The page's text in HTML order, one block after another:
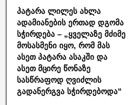
პატარა ლილეს ახლა
ადამიანების ერთად დგომა
სჭირდება – „ყველაზე მძიმე
მოსასმენი იყო, რომ მას
ასეთ პატარა ასაკში და
ასეთ მცირე წონაზე
სასწრაფოდ ღვიძლის
გადანერგვა სჭირდებოდა“